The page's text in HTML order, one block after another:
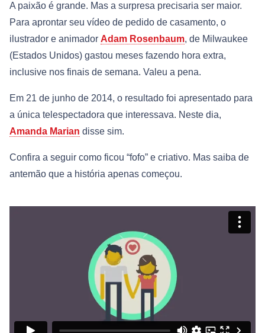
A paixão é grande. Mas a surpresa precisaria ser maior.
Para aprontar seu vídeo de pedido de casamento, o
ilustrador e animador Adam Rosenbaum, de Milwaukee
(Estados Unidos) gastou meses fazendo hora extra,
inclusive nos finais de semana. Valeu a pena.
Em 21 de junho de 2014, o resultado foi apresentado para
a única telespectadora que interessava. Neste dia,
Amanda Marian disse sim.
Confira a seguir como ficou “fofo” e criativo. Mas saiba de
antemão que a história apenas começou.